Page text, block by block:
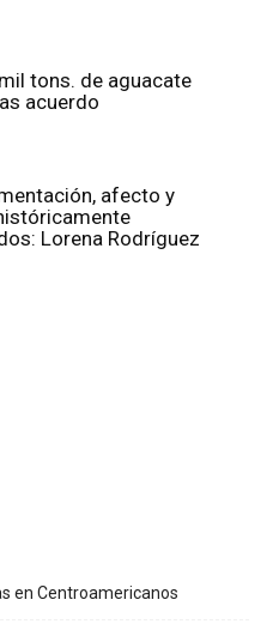
tons. de aguacate
acuerdo
afecto y
Lorena Rodríguez
en Centroamericanos